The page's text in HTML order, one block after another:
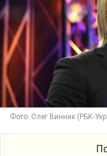
Фото: Олег Винник (РБК-